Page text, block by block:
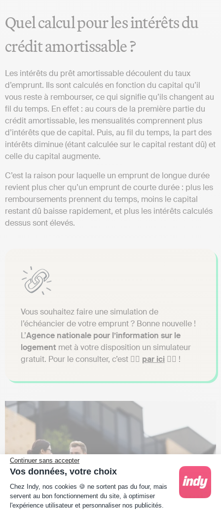
Continuer sans accepter
Vos données, votre choix
Plateforme de Gestion du Consentement :
Chez Indy, nos cookies 🍪 ne sortent pas du four, mais
servent au bon fonctionnement du site, à optimiser
l'expérience utilisateur et personnaliser nos publicités.
Quel calcul pour les intérêts du
crédit amortissable ?
Les intérêts du prêt amortissable découlent du taux
d’emprunt. Ils sont calculés en fonction du capital qu’il
vous reste à rembourser, ce qui signifie qu’ils changent au
fil du temps. En effet : au cours de la première partie du
crédit amortissable, les mensualités comprennent plus
d’intérêts que de capital. Puis, au fil du temps, la part des
intérêts diminue (étant calculée sur le capital restant dû) et
celle du capital augmente.
C’est la raison pour laquelle un emprunt de longue durée
revient plus cher qu’un emprunt de courte durée : plus les
remboursements prennent du temps, moins le capital
restant dû baisse rapidement, et plus les intérêts calculés
dessus sont élevés.
Vous souhaitez faire une simulation de
l’échéancier de votre emprunt ? Bonne nouvelle !
L’Agence nationale pour l’information sur le
logement met à votre disposition un simulateur
gratuit. Pour le consulter, c’est 👉🏼 par ici 👈🏼 !